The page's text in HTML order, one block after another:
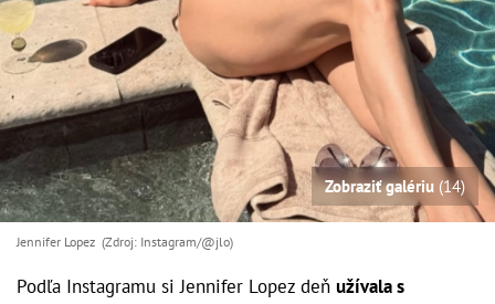
Zobraziť galériu (14)
Jennifer Lopez (Zdroj: Instagram/@jlo)
Podľa Instagramu si Jennifer Lopez deň užívala s